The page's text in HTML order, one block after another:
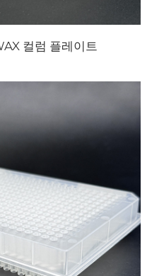
컬럼 플레이트